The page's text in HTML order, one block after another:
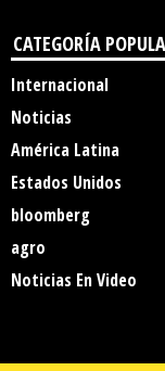
CATEGORÍA
Internacional
Noticias
América Latina
Estados Unidos
bloomberg
agro
Noticias En Video